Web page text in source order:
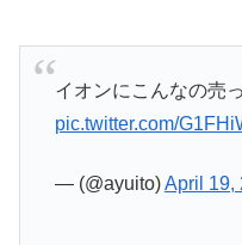
イオンにこんなの売
pic.twitter.com/
— (@ayuito)April 19,